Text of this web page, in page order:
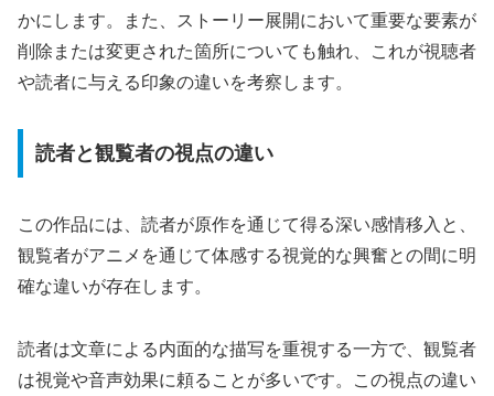
かにします。また、ストーリー展開において重要な要素が
削除または変更された箇所についても触れ、これが視聴者
や読者に与える印象の違いを考察します。
読者と観覧者の視点の違い
この作品には、読者が原作を通じて得る深い感情移入と、
観覧者がアニメを通じて体感する視覚的な興奮との間に明
確な違いが存在します。
読者は文章による内面的な描写を重視する一方で、観覧者
は視覚や音声効果に頼ることが多いです。この視点の違い